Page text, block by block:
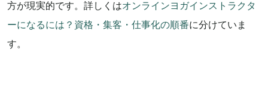
方が現実的です。詳しくはオンラインヨガインストラクタ
ーになるには？資格・集客・仕事化の順番に分けていま
す。